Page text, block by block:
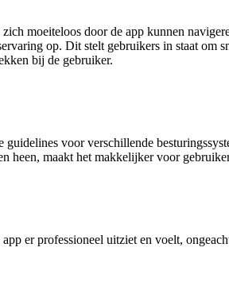
moeiteloos door de app kunnen
op. Dit stelt gebruikers in staat om
bij de gebruiker.
voor verschillende
maakt het makkelijker voor
er professioneel uitziet en voelt,